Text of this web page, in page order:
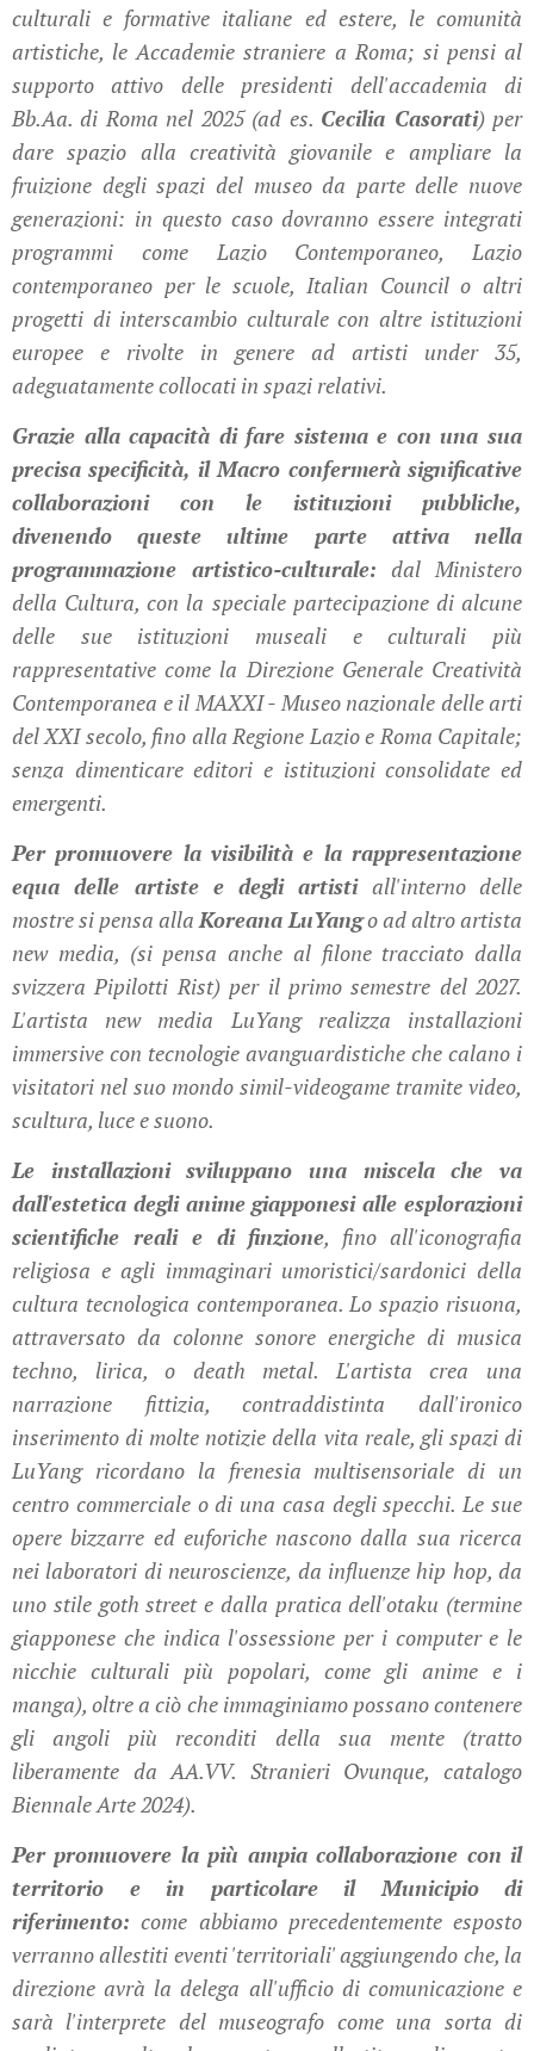
culturali e formative italiane ed estere, le comunità
artistiche, le Accademie straniere a Roma; si pensi al
supporto attivo delle presidenti dell'accademia di
Bb.Aa. di Roma nel 2025 (ad es. Cecilia Casorati) per
dare spazio alla creatività giovanile e ampliare la
fruizione degli spazi del museo da parte delle nuove
generazioni: in questo caso dovranno essere integrati
programmi come Lazio Contemporaneo, Lazio
contemporaneo per le scuole, Italian Council o altri
progetti di interscambio culturale con altre istituzioni
europee e rivolte in genere ad artisti under 35,
adeguatamente collocati in spazi relativi.
Grazie alla capacità di fare sistema e con una sua
precisa specificità, il Macro confermerà significative
collaborazioni con le istituzioni pubbliche,
divenendo queste ultime parte attiva nella
programmazione artistico-culturale: dal Ministero
della Cultura, con la speciale partecipazione di alcune
delle sue istituzioni museali e culturali più
rappresentative come la Direzione Generale Creatività
Contemporanea e il MAXXI - Museo nazionale delle arti
del XXI secolo, fino alla Regione Lazio e Roma Capitale;
senza dimenticare editori e istituzioni consolidate ed
emergenti.
Per promuovere la visibilità e la rappresentazione
equa delle artiste e degli artistiall'interno delle
mostre si pensa allaKoreana LuYango ad altro artista
new media, (si pensa anche al filone tracciato dalla
svizzera Pipilotti Rist) per il primo semestre del 2027.
L'artista new media LuYang realizza installazioni
immersive con tecnologie avanguardistiche che calano i
visitatori nel suo mondo simil-videogame tramite video,
scultura, luce e suono.
Le installazioni sviluppano una miscela che va
dall'estetica degli anime giapponesi alle esplorazioni
scientifiche reali e di finzione, fino all'iconografia
religiosa e agli immaginari umoristici/sardonici della
cultura tecnologica contemporanea. Lo spazio risuona,
attraversato da colonne sonore energiche di musica
techno, lirica, o death metal. L'artista crea una
narrazione fittizia, contraddistinta dall'ironico
inserimento di molte notizie della vita reale, gli spazi di
LuYang ricordano la frenesia multisensoriale di un
centro commerciale o di una casa degli specchi. Le sue
opere bizzarre ed euforiche nascono dalla sua ricerca
nei laboratori di neuroscienze, da influenze hip hop, da
uno stile goth street e dalla pratica dell'otaku (termine
giapponese che indica l'ossessione per i computer e le
nicchie culturali più popolari, come gli anime e i
manga), oltre a ciò che immaginiamo possano contenere
gli angoli più reconditi della sua mente (tratto
liberamente da AA.VV. Stranieri Ovunque, catalogo
Biennale Arte 2024).
Per promuovere la più ampia collaborazione con il
territorio e in particolare il Municipio di
riferimento: come abbiamo precedentemente esposto
verranno allestiti eventi 'territoriali' aggiungendo che, la
direzione avrà la delega all'ufficio di comunicazione e
sarà l'interprete del museografo come una sorta di